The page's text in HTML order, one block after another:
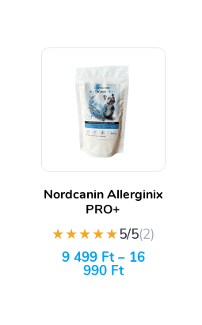
Nordcanin Allerginix
PRO+
★★★★★5/5(2)
9 499 Ft– 16
990 Ft